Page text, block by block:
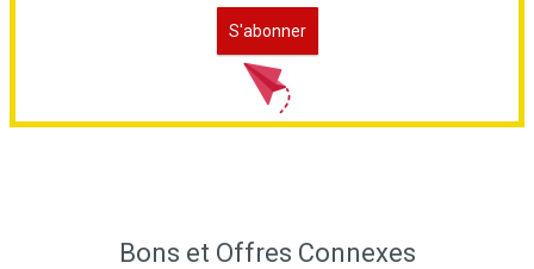
Bons et Offres Connexes